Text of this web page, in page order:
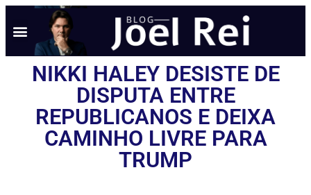
NIKKI HALEY DESISTE DE
DISPUTA ENTRE
REPUBLICANOS E DEIXA
CAMINHO LIVRE PARA
TRUMP